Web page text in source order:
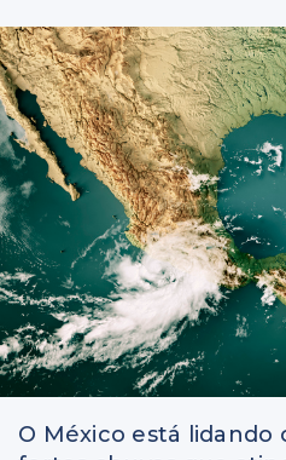
O México está lidando